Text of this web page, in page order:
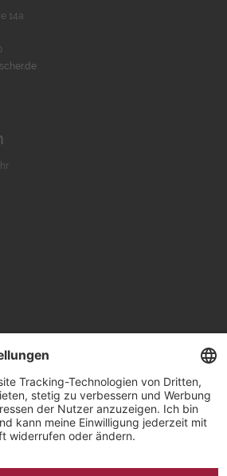
14a
& Scher GmbH / Watchandco GmbH